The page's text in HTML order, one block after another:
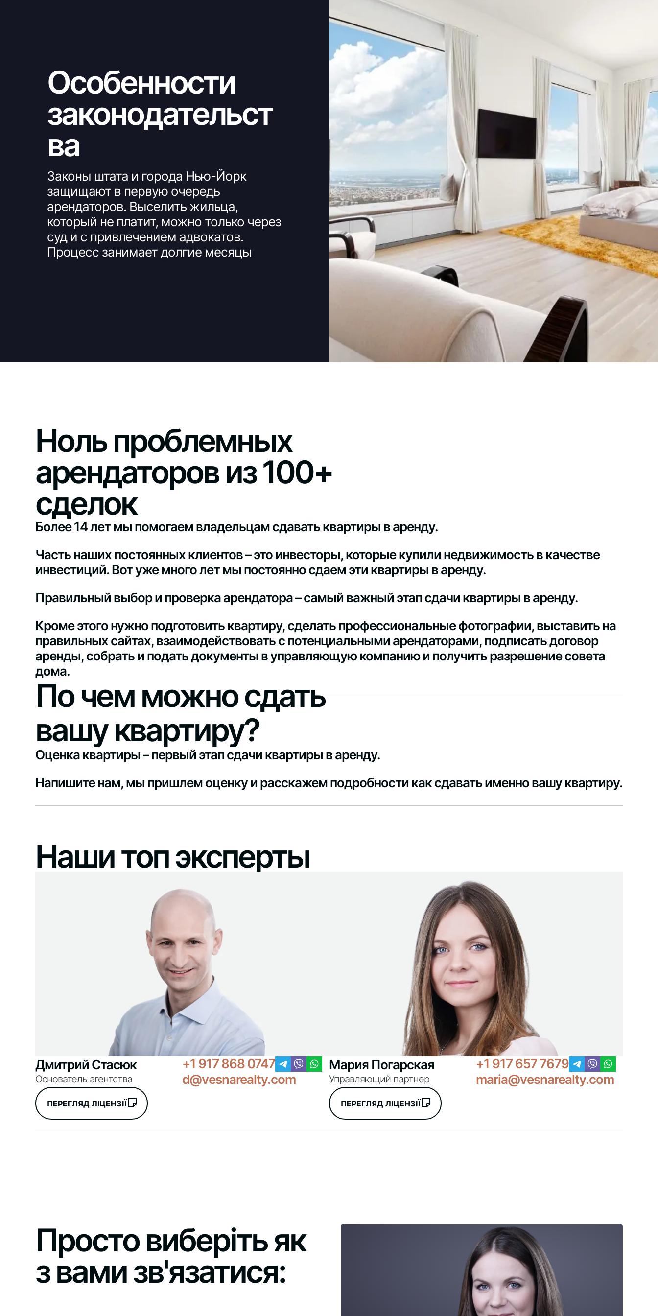
Особенности
законодательст
ва
Законы штата и города Нью-Йорк
защищают в первую очередь
арендаторов. Выселить жильца,
который не платит, можно только через
суд и с привлечением адвокатов.
Процесс занимает долгие месяцы
Ноль проблемных
арендаторов из 100+
сделок
Более 14 лет мы помогаем владельцам сдавать квартиры в аренду.
Часть наших постоянных клиентов – это инвесторы, которые купили недвижимость в качестве
инвестиций. Вот уже много лет мы постоянно сдаем эти квартиры в аренду.
Правильный выбор и проверка арендатора – самый важный этап сдачи квартиры в аренду.
Кроме этого нужно подготовить квартиру, сделать профессиональные фотографии, выставить на
правильных сайтах, взаимодействовать с потенциальными арендаторами, подписать договор
аренды, собрать и подать документы в управляющую компанию и получить разрешение совета
дома.
По чем можно сдать
вашу квартиру?
Оценка квартиры – первый этап сдачи квартиры в аренду.
Напишите нам, мы пришлем оценку и расскажем подробности как сдавать именно вашу квартиру.
Наши топ эксперты
Дмитрий Стасюк
Основатель агентства
+1 917 868 0747
d@vesnarealty.com
ПЕРЕГЛЯД ЛІЦЕНЗІЇ
Мария Погарская
Управляющий партнер
+1 917 657 7679
maria@vesnarealty.com
ПЕРЕГЛЯД ЛІЦЕНЗІЇ
Просто виберіть як
з вами зв'язатися: